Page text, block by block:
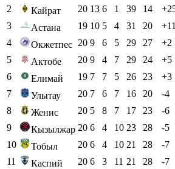
2
Кайрат 20 13 6 1 39 14
3
Астана 19 10 5 4 31 20 +11
4
Окжетпес 20 9 6 5 29 27 +2
5
Актобе 20 9 4 7 29 24 +5
6
Елимай 19 7 7 5 26 23 +3
7
Улытау 20 7 6 7 16 20 -4
8
Женис 20 5 8 7 17 23 -6
9
Кызылжар 20 6 4 10 23 28 -5
10
Тобыл 20 6 4 10 21 28 -7
11
Каспий 20 6 3 11 21 28 -7